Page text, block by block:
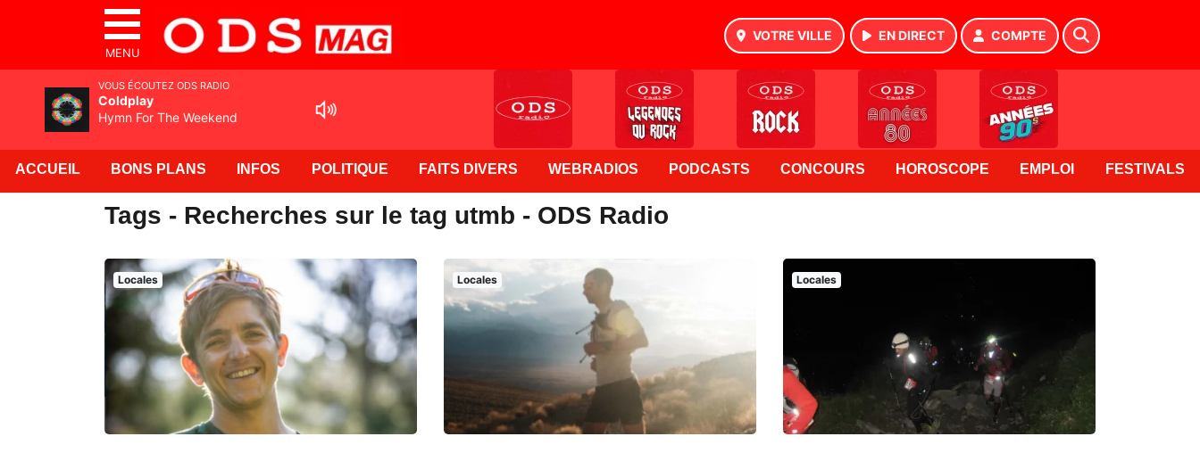
MENU
VOTRE VILLE EN DIRECT COMPTE
ACCUEIL BONS PLANS INFOS POLITIQUE FAITS DIVERS WEBRADIOS PODCASTS CONCOURS HOROSCOPE EMPLOI FESTIVALS
Tags - Recherches sur le tag utmb - ODS Radio
Locales Locales Locales
VOUS ÉCOUTEZ ODS RADIO
Coldplay
Hymn For The Weekend